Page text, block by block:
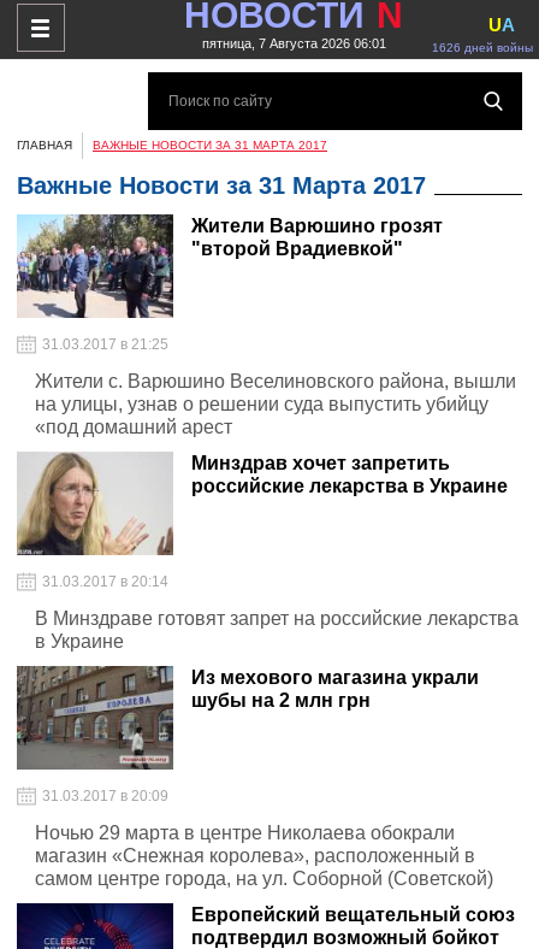
НОВОСТИ N
пятница, 7 Августа 2026 06:01 1626 дней войны
UA
ГЛАВНАЯ ВАЖНЫЕ НОВОСТИ ЗА 31 МАРТА 2017
Важные Новости за 31 Марта 2017
Жители Варюшино грозят
"второй Врадиевкой"
31.03.2017 в 21:25
Жители с. Варюшино Веселиновского района, вышли
на улицы, узнав о решении суда выпустить убийцу
«под домашний арест
Минздрав хочет запретить
российские лекарства в Украине
31.03.2017 в 20:14
В Минздраве готовят запрет на российские лекарства
в Украине
Из мехового магазина украли
шубы на 2 млн грн
31.03.2017 в 20:09
Ночью 29 марта в центре Николаева обокрали
магазин «Снежная королева», расположенный в
самом центре города, на ул. Соборной (Советской)
Европейский вещательный союз
подтвердил возможный бойкот